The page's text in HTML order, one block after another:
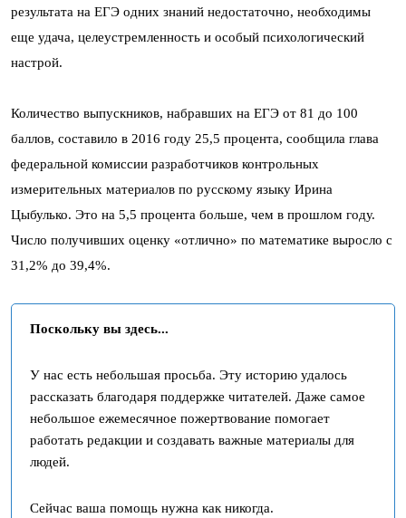
результата на ЕГЭ одних знаний недостаточно, необходимы
еще удача, целеустремленность и особый психологический
настрой.
Количество выпускников, набравших на ЕГЭ от 81 до 100
баллов, составило в 2016 году 25,5 процента, сообщила глава
федеральной комиссии разработчиков контрольных
измерительных материалов по русскому языку Ирина
Цыбулько. Это на 5,5 процента больше, чем в прошлом году.
Число получивших оценку «отлично» по математике выросло с
31,2% до 39,4%.
Поскольку вы здесь...
У нас есть небольшая просьба. Эту историю удалось
рассказать благодаря поддержке читателей. Даже самое
небольшое ежемесячное пожертвование помогает
работать редакции и создавать важные материалы для
людей.
Сейчас ваша помощь нужна как никогда.